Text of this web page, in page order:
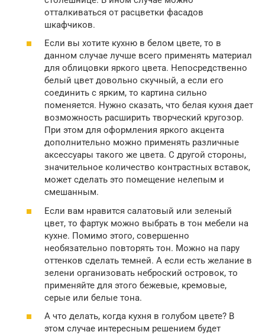
отталкиваться от расцветки фасадов
шкафчиков.
Если вы хотите кухню в белом цвете, то в
данном случае лучше всего применять материал
для облицовки яркого цвета. Непосредственно
белый цвет довольно скучный, а если его
соединить с ярким, то картина сильно
поменяется. Нужно сказать, что белая кухня дает
возможность расширить творческий кругозор.
При этом для оформления яркого акцента
дополнительно можно применять различные
аксессуары такого же цвета. С другой стороны,
значительное количество контрастных вставок,
может сделать это помещение нелепым и
смешанным.
Если вам нравится салатовый или зеленый
цвет, то фартук можно выбрать в тон мебели на
кухне. Помимо этого, совершенно
необязательно повторять тон. Можно на пару
оттенков сделать темней. А если есть желание в
зелени организовать неброский островок, то
применяйте для этого бежевые, кремовые,
серые или белые тона.
А что делать, когда кухня в голубом цвете? В
этом случае интересным решением будет